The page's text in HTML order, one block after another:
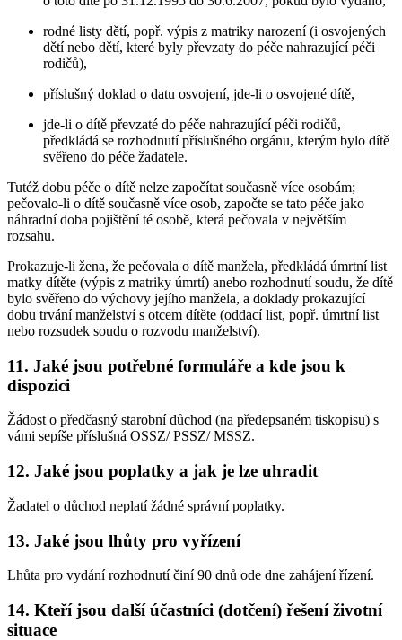
rodné listy dětí, popř. výpis z matriky narození (i osvojených
dětí nebo dětí, které byly převzaty do péče nahrazující péči
rodičů),
příslušný doklad o datu osvojení, jde-li o osvojené dítě,
jde-li o dítě převzaté do péče nahrazující péči rodičů,
předkládá se rozhodnutí příslušného orgánu, kterým bylo dítě
svěřeno do péče žadatele.
Tutéž dobu péče o dítě nelze započítat současně více osobám;
pečovalo-li o dítě současně více osob, započte se tato péče jako
náhradní doba pojištění té osobě, která pečovala v největším
rozsahu.
Prokazuje-li žena, že pečovala o dítě manžela, předkládá úmrtní list
matky dítěte (výpis z matriky úmrtí) anebo rozhodnutí soudu, že dítě
bylo svěřeno do výchovy jejího manžela, a doklady prokazující
dobu trvání manželství s otcem dítěte (oddací list, popř. úmrtní list
nebo rozsudek soudu o rozvodu manželství).
11. Jaké jsou potřebné formuláře a kde jsou k
dispozici
Žádost o předčasný starobní důchod (na předepsaném tiskopisu) s
vámi sepíše příslušná OSSZ/ PSSZ/ MSSZ.
12. Jaké jsou poplatky a jak je lze uhradit
Žadatel o důchod neplatí žádné správní poplatky.
13. Jaké jsou lhůty pro vyřízení
Lhůta pro vydání rozhodnutí činí 90 dnů ode dne zahájení řízení.
14. Kteří jsou další účastníci (dotčení) řešení životní
situace